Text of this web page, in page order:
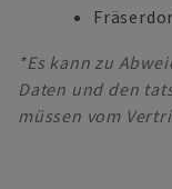
*Es kann zu
Daten und den
müssen vom